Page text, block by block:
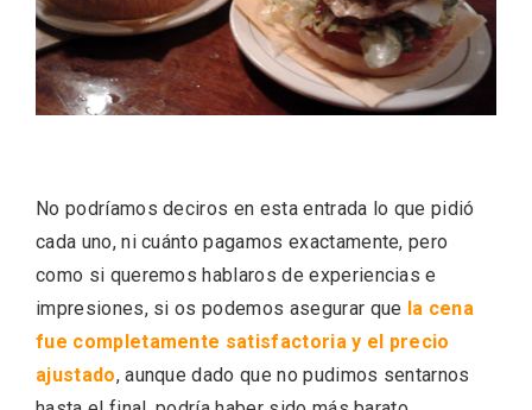
No podríamos deciros en esta entrada lo que pidió
cada uno, ni cuánto pagamos exactamente, pero
como si queremos hablaros de experiencias e
impresiones, si os podemos asegurar que la cena
fue completamente satisfactoria y el precio
ajustado, aunque dado que no pudimos sentarnos